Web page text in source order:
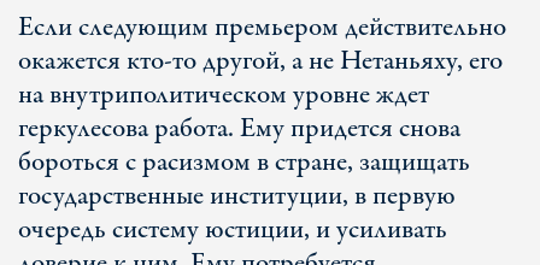
Если следующим премьером действительно
окажется кто-то другой, а не Нетаньяху, его
на внутриполитическом уровне ждет
геркулесова работа. Ему придется снова
бороться с расизмом в стране, защищать
государственные институции, в первую
очередь систему юстиции, и усиливать